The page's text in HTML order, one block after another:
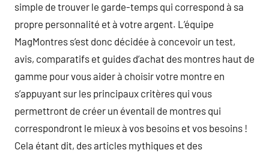
simple de trouver le garde-temps qui correspond à sa
propre personnalité et à votre argent. L’équipe
MagMontres s’est donc décidée à concevoir un test,
avis, comparatifs et guides d’achat des montres haut de
gamme pour vous aider à choisir votre montre en
s’appuyant sur les principaux critères qui vous
permettront de créer un éventail de montres qui
correspondront le mieux à vos besoins et vos besoins !
Cela étant dit, des articles mythiques et des